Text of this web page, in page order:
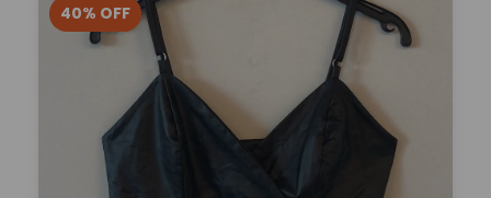
40% OFF